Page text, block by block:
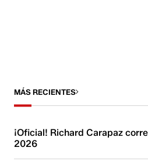
MÁS RECIENTES
¡Oficial! Richard Carapaz
2026